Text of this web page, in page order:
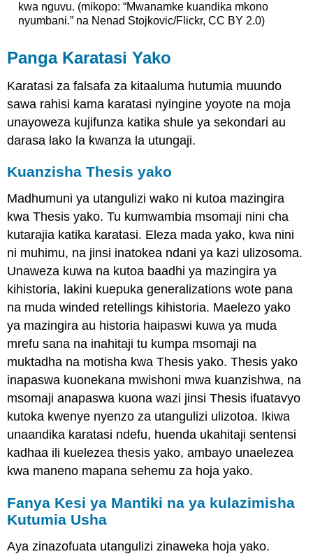
kwa nguvu. (mikopo: “Mwanamke kuandika mkono
nyumbani.” na Nenad Stojkovic/Flickr, CC BY 2.0)
Panga Karatasi Yako
Karatasi za falsafa za kitaaluma hutumia muundo
sawa rahisi kama karatasi nyingine yoyote na moja
unayoweza kujifunza katika shule ya sekondari au
darasa lako la kwanza la utungaji.
Kuanzisha Thesis yako
Madhumuni ya utangulizi wako ni kutoa mazingira
kwa Thesis yako. Tu kumwambia msomaji nini cha
kutarajia katika karatasi. Eleza mada yako, kwa nini
ni muhimu, na jinsi inatokea ndani ya kazi ulizosoma.
Unaweza kuwa na kutoa baadhi ya mazingira ya
kihistoria, lakini kuepuka generalizations wote pana
na muda winded retellings kihistoria. Maelezo yako
ya mazingira au historia haipaswi kuwa ya muda
mrefu sana na inahitaji tu kumpa msomaji na
muktadha na motisha kwa Thesis yako. Thesis yako
inapaswa kuonekana mwishoni mwa kuanzishwa, na
msomaji anapaswa kuona wazi jinsi Thesis ifuatavyo
kutoka kwenye nyenzo za utangulizi ulizotoa. Ikiwa
unaandika karatasi ndefu, huenda ukahitaji sentensi
kadhaa ili kuelezea thesis yako, ambayo unaelezea
kwa maneno mapana sehemu za hoja yako.
Fanya Kesi ya Mantiki na ya kulazimisha
Kutumia Usha
Aya zinazofuata utangulizi zinaweka hoja yako.